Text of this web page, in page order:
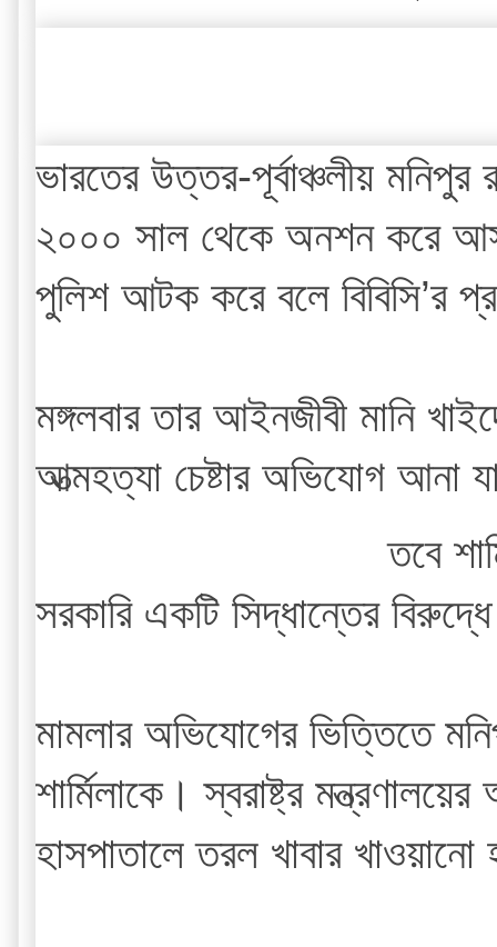
ভারতের উত্তর-পূর্বাঞ্চলীয়
২০০০ সাল থেকে অনশন করে
পুলিশ আটক করে বলে বিবিসি’র
মঙ্গলবার তার আইনজীবী মানি
আত্মহত্যা চেষ্টার অভিযোগ আনা
তবে
সরকারি একটি সিদ্ধান্তের
মামলার অভিযোগের ভিত্তিতে
শার্মিলাকে। স্বরাষ্ট্র
হাসপাতালে তরল খাবার খাওয়ানো